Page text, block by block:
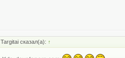
Targitai сказал(а): ↑